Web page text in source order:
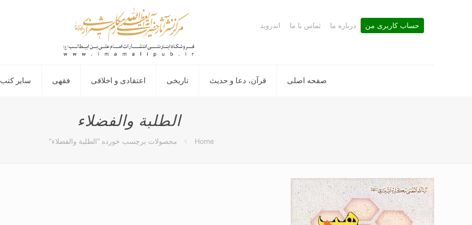
صفحه اصلی قرآن، دعا و حدیث تاریخی اعتقادی و اخلاقی فقهی سایر کتب
حساب کاربری من درباره ما تماس با ما اندروید
الطلبة والفضلاء
Home محصولات برچسب خورده “الطلبة والفضلاء”